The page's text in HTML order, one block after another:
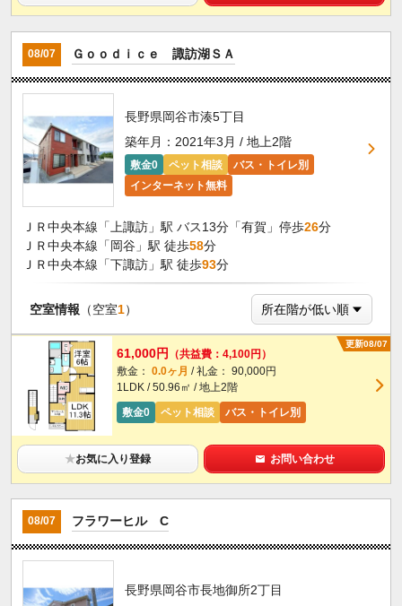
08/07 Ｇｏｏｄｉｃｅ 諏訪湖ＳＡ
長野県岡谷市湊5丁目
築年月：2021年3月 / 地上2階
敷金0 ペット相談
バス・トイレ別
インターネット無料
ＪＲ中央本線「上諏訪」駅 バス13分「有賀」停歩26分
ＪＲ中央本線「岡谷」駅 徒歩58分
ＪＲ中央本線「下諏訪」駅 徒歩93分
空室情報 （空室1）
更新08/07
61,000円
（共益費：4,100円）
敷金： 0.0ヶ月 / 礼金： 90,000円
1LDK / 50.96㎡ / 地上2階
敷金0
ペット相談 バス・トイレ別
★お気に入り登録 お問い合わせ
08/07 フラワーヒル C
長野県岡谷市長地御所2丁目